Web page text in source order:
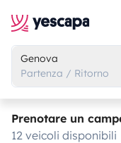
Genova
Partenza / Ritorno
Prenotare un
12 veicoli disponibili